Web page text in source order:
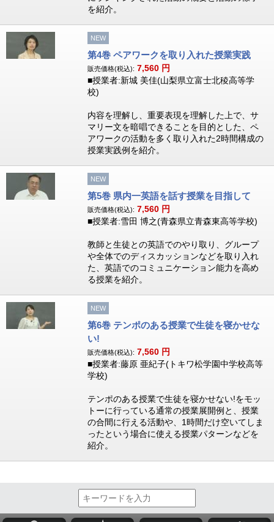
を紹介。
NEW
第4巻 ペアワークを取り入れた授業実践
販売価格(税込): 7,560 円
■授業者:新城 美佳(山梨県立富士北稜高等学
校)
内容を理解し、重要表現を理解した上で、サ
マリー文を暗唱できることを目的とした、ペ
アワークの活動を多く取り入れた2時間構成の
授業実践例を紹介。
NEW
第5巻 県内一英語を話す授業を目指して
販売価格(税込): 7,560 円
■授業者:雪田 博之(青森県立青森東高等学校)
教師と生徒との英語でのやり取り、グループ
や全体でのディスカッションなどを取り入れ
た、英語でのコミュニケーション能力を高め
る授業を紹介。
NEW
第6巻 テンポのある授業で生徒を寝かせな
い!
販売価格(税込): 7,560 円
■授業者:藤原 亜紀子(トキワ松学園中学校高等
学校)
テンポのある授業で生徒を寝かせない!をモッ
トーに行っている通常の授業展開例と、授業
の合間に行える活動や、1時間だけ空いてしま
ったという場合に使える授業パターンなどを
紹介。